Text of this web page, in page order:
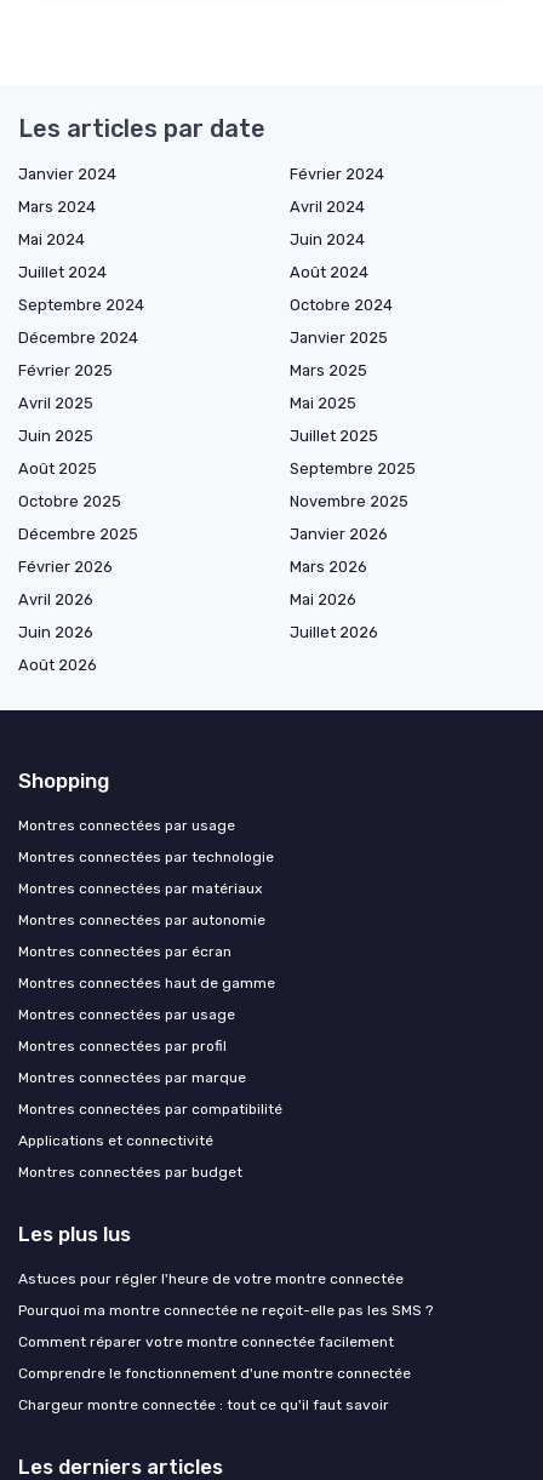
Les articles par date
Janvier 2024
Février 2024
Mars 2024
Avril 2024
Mai 2024
Juin 2024
Juillet 2024
Août 2024
Septembre 2024
Octobre 2024
Décembre 2024
Janvier 2025
Février 2025
Mars 2025
Avril 2025
Mai 2025
Juin 2025
Juillet 2025
Août 2025
Septembre 2025
Octobre 2025
Novembre 2025
Décembre 2025
Janvier 2026
Février 2026
Mars 2026
Avril 2026
Mai 2026
Juin 2026
Juillet 2026
Août 2026
Shopping
Montres connectées par usage
Montres connectées par technologie
Montres connectées par matériaux
Montres connectées par autonomie
Montres connectées par écran
Montres connectées haut de gamme
Montres connectées par usage
Montres connectées par profil
Montres connectées par marque
Montres connectées par compatibilité
Applications et connectivité
Montres connectées par budget
Les plus lus
Astuces pour régler l'heure de votre montre connectée
Pourquoi ma montre connectée ne reçoit-elle pas les SMS ?
Comment réparer votre montre connectée facilement
Comprendre le fonctionnement d'une montre connectée
Chargeur montre connectée : tout ce qu'il faut savoir
Les derniers articles